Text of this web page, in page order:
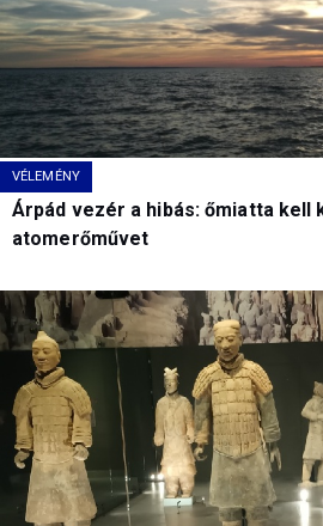
VÉLEMÉNY
Árpád vezér a hibás: őmiatta kell
atomerőművet